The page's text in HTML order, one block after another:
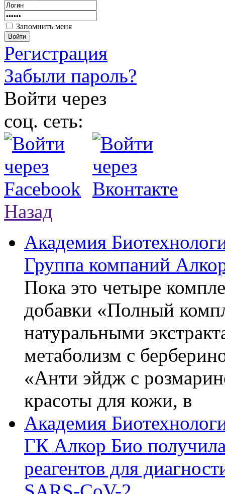
Запомнить меня
Войти
Регистрация
Забыли пароль?
Войти через
соц. сеть:
Назад
Академия
Группа компаний
Пока это четыре
добавки «Полный
натуральными
метаболизм с
«Анти эйдж с
красоты для кожи, в
Академия
ГК Алкор Био
реагентов для